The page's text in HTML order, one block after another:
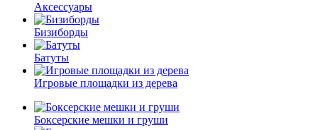
Аксессуары
Бизиборды
Батуты
Игровые площадки из дерева
Боксерские мешки и груши